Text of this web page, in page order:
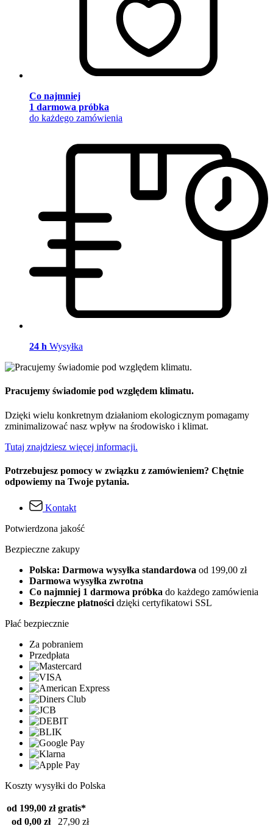
Co najmniej
1 darmowa próbka
do każdego zamówienia
24 h Wysyłka
Pracujemy świadomie pod względem klimatu.
Dzięki wielu konkretnym działaniom ekologicznym pomagamy
zminimalizować nasz wpływ na środowisko i klimat.
Tutaj znajdziesz więcej informacji.
Potrzebujesz pomocy w związku z zamówieniem? Chętnie
odpowiemy na Twoje pytania.
Kontakt
Potwierdzona jakość
Bezpieczne zakupy
Polska: Darmowa wysyłka standardowa od 199,00 zł
Darmowa wysyłka zwrotna
Co najmniej 1 darmowa próbka do każdego zamówienia
Bezpieczne płatności dzięki certyfikatowi SSL
Płać bezpiecznie
Za pobraniem
Przedpłata
Koszty wysyłki do Polska
od 199,00 zł gratis*
od 0,00 zł
27,90 zł